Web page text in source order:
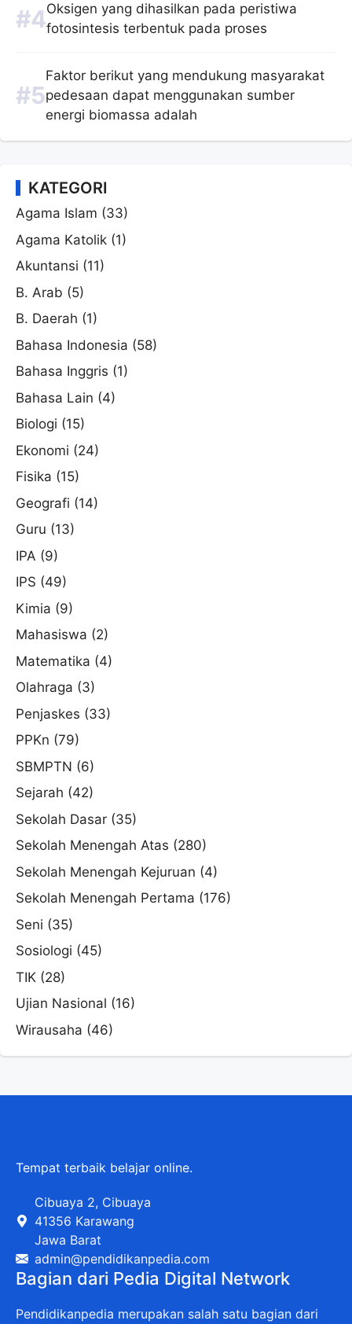
Oksigen yang dihasilkan pada peristiwa
fotosintesis terbentuk pada proses
Faktor berikut yang mendukung masyarakat
pedesaan dapat menggunakan sumber
energi biomassa adalah
KATEGORI
Agama Islam (33)
Agama Katolik (1)
Akuntansi (11)
B. Arab (5)
B. Daerah (1)
Bahasa Indonesia (58)
Bahasa Inggris (1)
Bahasa Lain (4)
Biologi (15)
Ekonomi (24)
Fisika (15)
Geografi (14)
Guru (13)
IPA (9)
IPS (49)
Kimia (9)
Mahasiswa (2)
Matematika (4)
Olahraga (3)
Penjaskes (33)
PPKn (79)
SBMPTN (6)
Sejarah (42)
Sekolah Dasar (35)
Sekolah Menengah Atas (280)
Sekolah Menengah Kejuruan (4)
Sekolah Menengah Pertama (176)
Seni (35)
Sosiologi (45)
TIK (28)
Ujian Nasional (16)
Wirausaha (46)
Tempat terbaik belajar online.
Cibuaya 2, Cibuaya
41356 Karawang
Jawa Barat
admin@pendidikanpedia.com
Bagian dari Pedia Digital Network
Pendidikanpedia merupakan salah satu bagian dari